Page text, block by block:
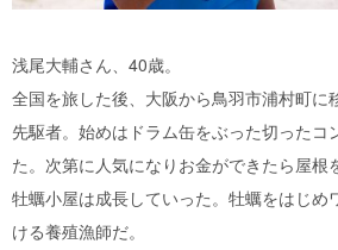
浅尾大輔さん、40歳。
全国を旅した後、大阪から鳥羽市浦村町に
先駆者。始めはドラム缶をぶった切ったコ
た。次第に人気になりお金ができたら屋根
牡蠣小屋は成長していった。牡蠣をはじめ
ける養殖漁師だ。